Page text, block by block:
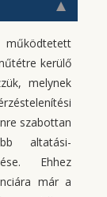
kerülő
melynek
szabottan
altatási-
Ehhez
már a